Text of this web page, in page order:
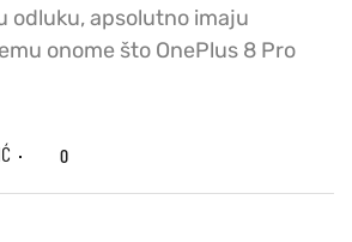
odluku, apsolutno imaju
onome što OnePlus 8 Pro
0